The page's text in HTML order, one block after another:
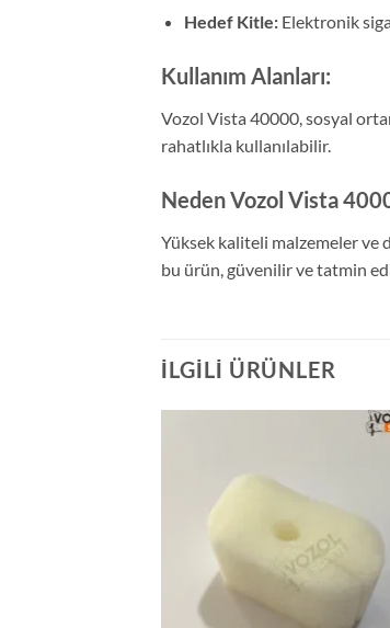
Hedef Kitle:Elektronik
Kullanım Alanları:
Vozol Vista 40000, sosyal
rahatlıkla kullanılabilir.
Neden Vozol Vista
Yüksek kaliteli malzemeler ve
bu ürün, güvenilir ve tatmin
İLGILI ÜRÜNLER